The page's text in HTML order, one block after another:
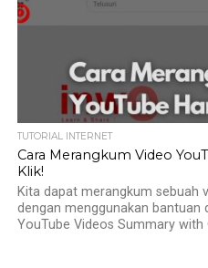
TUTORIAL INTERNET
Cara Merangkum Video
Klik!
Kita dapat merangkum sebuah
dengan menggunakan bantuan
YouTube Videos Summary with